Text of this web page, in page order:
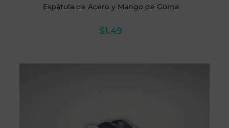
Espátula de Acero y Mango de Goma
$1.49